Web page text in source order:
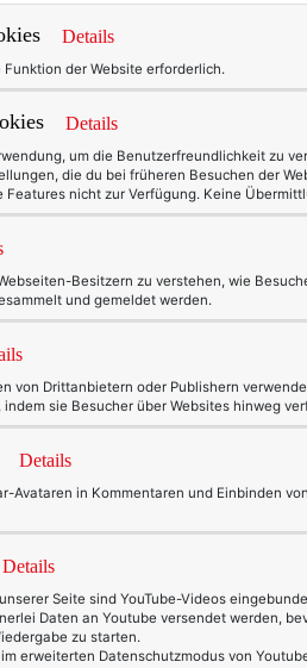
habe ein Shirt für
derzeit in erster Linie
Die ist zwar – anders
Trotz – schon seit zwei
endet nun aber die Schon-
das ist erst vor rund zwei
(darunter Frau
Dann waren allerdings
Zeit. Und dann noch zwei
wir dann allerdings bei zwei
deshalb … wird es dann
zu kümmern, ähem.
Details
der Website erforderlich.
Details
um die Benutzerfreundlichkeit zu
die du bei früheren Besuchen der
Features nicht zur Verfügung. Keine
Besitzern zu verstehen, wie
und gemeldet werden.
von Drittanbietern oder Publishern
sie Besucher über Websites hinweg
Details
Avataren in Kommentaren und Einbinden
Details
Seite sind YouTube-Videos
Daten an Youtube versendet werden,
zu starten.
erweiterten Datenschutzmodus von